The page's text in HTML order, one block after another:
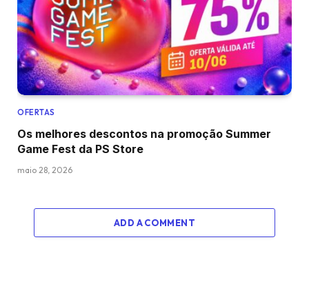
OFERTAS
Os melhores descontos na promoção Summer
Game Fest da PS Store
maio 28, 2026
ADD A COMMENT